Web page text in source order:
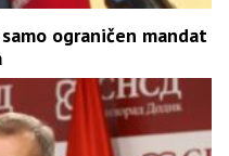
ograničen mandat